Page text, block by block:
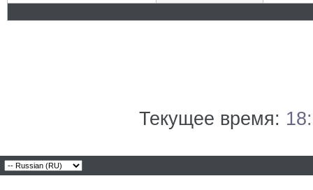
Текущее время: